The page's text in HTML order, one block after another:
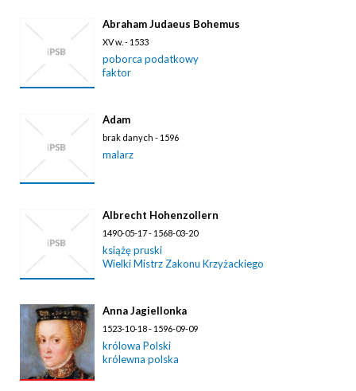
Abraham Judaeus Bohemus
XV w. - 1533
poborca podatkowy
faktor
Adam
brak danych - 1596
malarz
Albrecht Hohenzollern
1490-05-17 - 1568-03-20
książę pruski
Wielki Mistrz Zakonu Krzyżackiego
Anna Jagiellonka
1523-10-18 - 1596-09-09
królowa Polski
królewna polska